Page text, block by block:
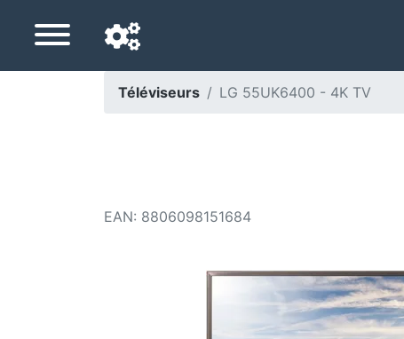
Téléviseurs LG 55UK6400 - 4K TV
EAN: 8806098151684